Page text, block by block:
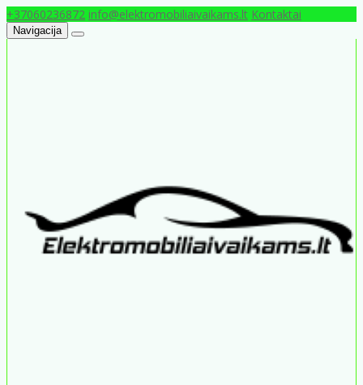
+37060236872 info@elektromobiliaivaikams.lt Kontaktai
Navigacija